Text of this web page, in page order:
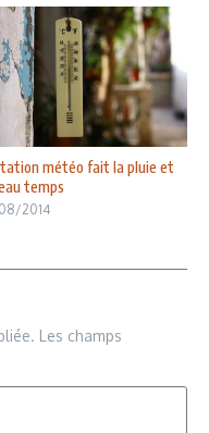
météo fait la pluie et
temps
2014
Les champs